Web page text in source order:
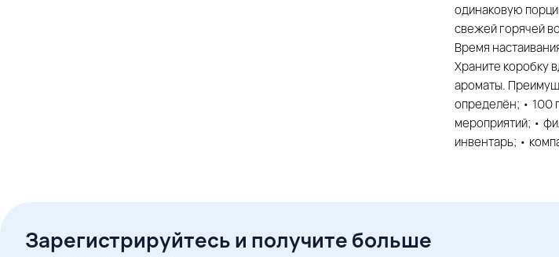
одинаковую
свежей горячей
Время
Храните коробку
ароматы.
определён; • 100
мероприятий; •
инвентарь; •
Зарегистрируйтесь и получите больше